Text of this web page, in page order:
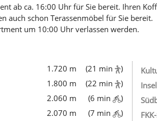
ab ca. 16:00 Uhr für Sie bereit. Ihren
auch schon Terassenmöbel für Sie bereit.
um 10:00 Uhr verlassen werden.
1.720 m (21 min
)
1.800 m (22 min
)
2.060 m (6 min
)
2.070 m (7 min
)